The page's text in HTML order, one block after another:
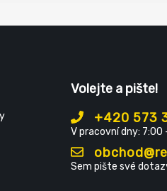
Volejte a pište!
+420 573
V pracovní dny: 7:00
Sem pište své